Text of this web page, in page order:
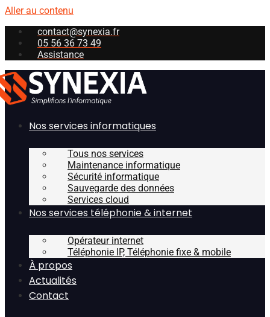
Aller au contenu
contact@synexia.fr
05 56 36 73 49
Assistance
Nos services informatiques
Tous nos services
Maintenance informatique
Sécurité informatique
Sauvegarde des données
Services cloud
Nos services téléphonie & internet
Opérateur internet
Téléphonie IP, Téléphonie fixe & mobile
À propos
Actualités
Contact